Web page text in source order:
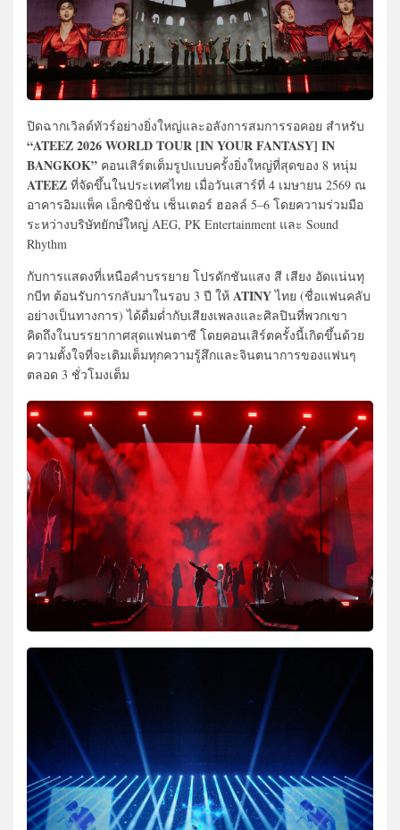
ปิดฉากเวิลด์ทัวร์อย่างยิ่งใหญ่และอลังการสมการรอคอย สำหรับ
“ATEEZ 2026 WORLD TOUR [IN YOUR FANTASY] IN
BANGKOK” คอนเสิร์ตเต็มรูปแบบครั้งยิ่งใหญ่ที่สุดของ 8 หนุ่ม
ATEEZ ที่จัดขึ้นในประเทศไทย เมื่อวันเสาร์ที่ 4 เมษายน 2569 ณ
อาคารอิมแพ็ค เอ็กซิบิชั่น เซ็นเตอร์ ฮอลล์ 5–6 โดยความร่วมมือ
ระหว่างบริษัทยักษ์ใหญ่ AEG, PK Entertainment และ Sound
Rhythm
กับการแสดงที่เหนือคำบรรยาย โปรดักชันแสง สี เสียง อัดแน่นทุ
กบีท ต้อนรับการกลับมาในรอบ 3 ปี ให้ ATINYไทย (ชื่อแฟนคลับ
อย่างเป็นทางการ) ได้ดื่มด่ำกับเสียงเพลงและศิลปินที่พวกเขา
คิดถึงในบรรยากาศสุดแฟนตาซี โดยคอนเสิร์ตครั้งนี้เกิดขึ้นด้วย
ความตั้งใจที่จะเติมเต็มทุกความรู้สึกและจินตนาการของแฟนๆ
ตลอด 3 ชั่วโมงเต็ม